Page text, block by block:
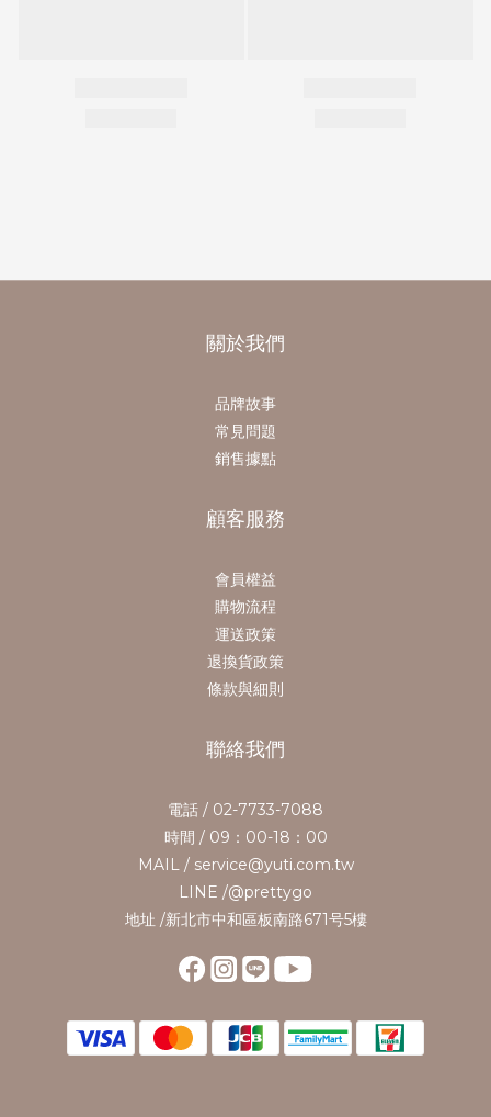
關於我們
品牌故事
常見問題
銷售據點
顧客服務
會員權益
購物流程
運送政策
退換貨政策
條款與細則
聯絡我們
電話 / 02-7733-7088
時間 / 09：00-18：00
MAIL / service@yuti.com.tw
LINE /@prettygo
地址 /新北市中和區板南路671号5樓